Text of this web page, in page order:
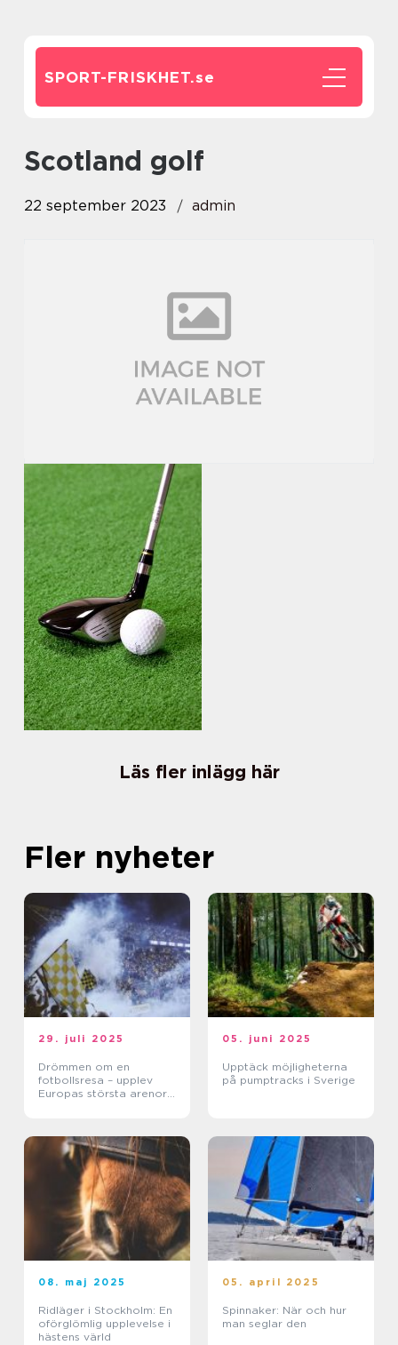
SPORT-FRISKHET.se
scotland golf
22 september 2023 admin
Läs fler inlägg här
Fler nyheter
29. juli 2025
Drömmen om en
fotbollsresa – upplev
Europas största arenor
05. juni 2025
Upptäck möjligheterna
på pumptracks i Sverige
08. maj 2025
Ridläger i Stockholm: En
oförglömlig upplevelse i
hästens värld
05. april 2025
Spinnaker: När och hur
man seglar den